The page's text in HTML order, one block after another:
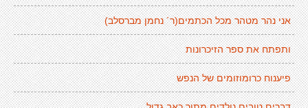
אני נהר מטהר מכל הכתמים(ר´ נחמן מברסלב)
ותפתח את ספר הזיכרונות
פיענוח כרומוזומים של הנפש